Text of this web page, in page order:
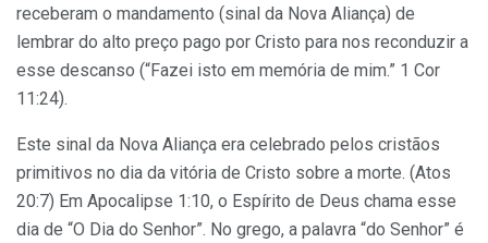
receberam o mandamento (sinal da Nova Aliança) de
lembrar do alto preço pago por Cristo para nos reconduzir a
esse descanso (“Fazei isto em memória de mim.” 1 Cor
11:24).
Este sinal da Nova Aliança era celebrado pelos cristãos
primitivos no dia da vitória de Cristo sobre a morte. (Atos
20:7) Em Apocalipse 1:10, o Espírito de Deus chama esse
dia de “O Dia do Senhor”. No grego, a palavra “do Senhor” é